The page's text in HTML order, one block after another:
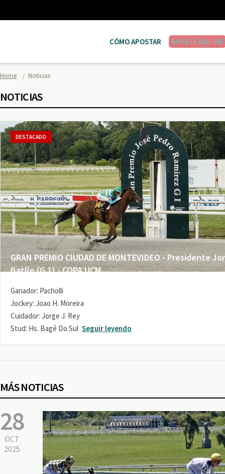
CÓMO APOSTAR APOSTÁ ONLINE
Home Noticias
NOTICIAS
GRAN PREMIO CIUDAD DE MONTEVIDEO - Presidente
Batlle (G 1) - COPA UCM
DESTACADO
Ganador: Pacholli
Jockey: Joao H. Moreira
Cuidador: Jorge J. Rey
Stud: Hs. Bagé Do Sul Seguir leyendo
MÁS NOTICIAS
28
OCT
2025